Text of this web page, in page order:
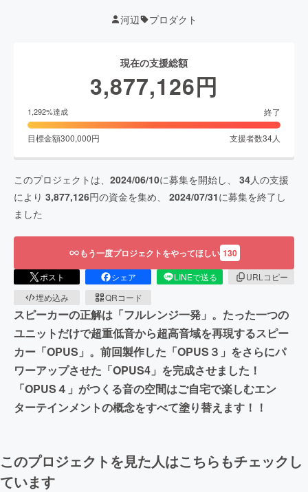
河辺 プロダクト
現在の支援総額
3,877,126円
1,292%達成 終了
目標金額300,000円 支援者数34人
このプロジェクトは、 2024/06/10に募集を開始し、 34人の支援
により 3,877,126円の資金を集め、 2024/07/31に募集を終了し
ました
もう一度プロジェクトをやってほしい 130
ポスト シェア LINEで送る
URLコピー
埋め込み
QRコード
スピーカーの正解は「フルレンジ一発」。たった一つの
ユニットだけで超重低音から超高音域を再現するスピー
カー「OPUS」。前回製作した「OPUS３」をさらにパ
ワーアップさせた「OPUS4」を完成させました！
「OPUS４」がつくる音の空間はご自宅で楽しむエン
ターテインメントの概念をすべて塗り替えます！！
このプロジェクトを見た人はこちらもチェックし
ています